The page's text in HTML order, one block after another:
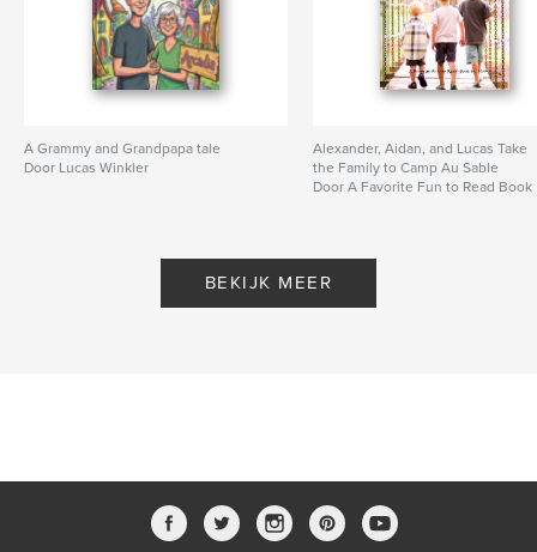
A Grammy and Grandpapa tale
Door Lucas Winkler
Alexander, Aidan, and Lucas Take
the Family to Camp Au Sable
Door A Favorite Fun to Read Book
BEKIJK MEER